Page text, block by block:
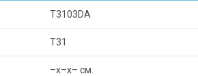
T3103DA
T31
–x–x– см.